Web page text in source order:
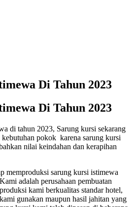
Di Tahun 2023
Di Tahun 2023
di tahun 2023, Sarung kursi sekarang
pokok karena sarung kursi
nilai keindahan dan kerapihan
memproduksi sarung kursi istimewa
adalah perusahaan pembuatan
kami berkualitas standar hotel,
gunakan maupun hasil jahitan yang